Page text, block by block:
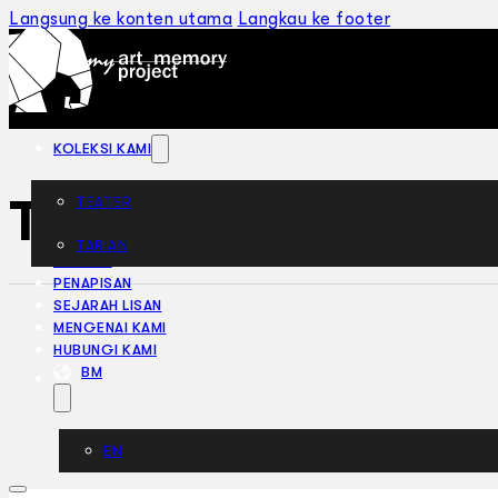
Langsung ke konten utama Langkau ke footer
KOLEKSI KAMI
TEATER
TARIAN
PENAPISAN
SEJARAH LISAN
MENGENAI KAMI
HUBUNGI KAMI
BM
EN
Three Angels